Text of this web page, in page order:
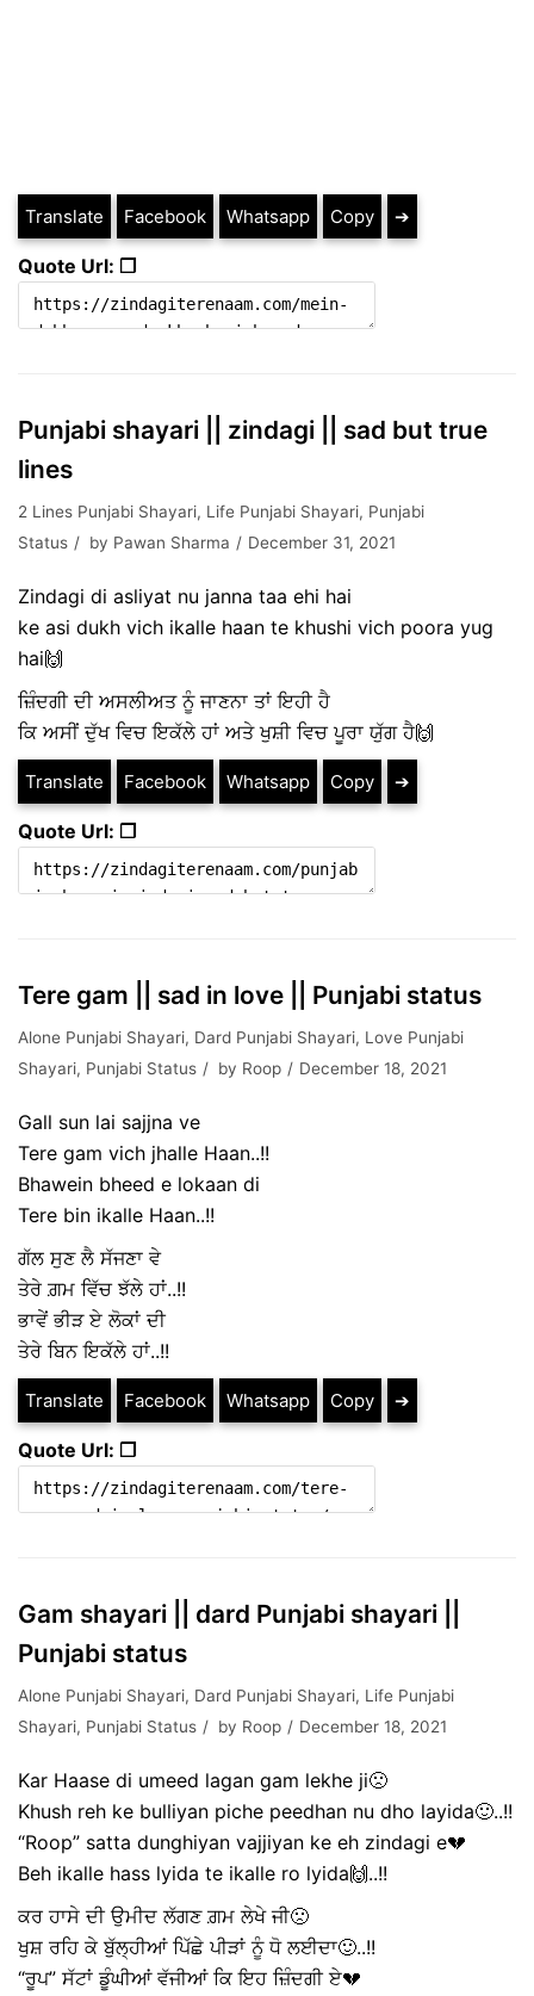
Translate Facebook Whatsapp Copy ➔
Quote Url: ❐
Punjabi shayari || zindagi || sad but true
lines
2 Lines Punjabi Shayari, Life Punjabi Shayari, Punjabi
Status
by Pawan Sharma December 31, 2021
Zindagi di asliyat nu janna taa ehi hai
ke asi dukh vich ikalle haan te khushi vich poora yug
hai🙌
ਜ਼ਿੰਦਗੀ ਦੀ ਅਸਲੀਅਤ ਨੂੰ ਜਾਣਨਾ ਤਾਂ ਇਹੀ ਹੈ
ਕਿ ਅਸੀਂ ਦੁੱਖ ਵਿਚ ਇਕੱਲੇ ਹਾਂ ਅਤੇ ਖੁਸ਼ੀ ਵਿਚ ਪੂਰਾ ਯੁੱਗ ਹੈ🙌
Translate Facebook Whatsapp Copy ➔
Quote Url: ❐
Tere gam || sad in love || Punjabi status
Alone Punjabi Shayari, Dard Punjabi Shayari, Love Punjabi
Shayari, Punjabi Status by Roop December 18, 2021
Gall sun lai sajjna ve
Tere gam vich jhalle Haan..!!
Bhawein bheed e lokaan di
Tere bin ikalle Haan..!!
ਗੱਲ ਸੁਣ ਲੈ ਸੱਜਣਾ ਵੇ
ਤੇਰੇ ਗ਼ਮ ਵਿੱਚ ਝੱਲੇ ਹਾਂ..!!
ਭਾਵੇਂ ਭੀੜ ਏ ਲੋਕਾਂ ਦੀ
ਤੇਰੇ ਬਿਨ ਇਕੱਲੇ ਹਾਂ..!!
Translate Facebook Whatsapp Copy ➔
Quote Url: ❐
Gam shayari || dard Punjabi shayari ||
Punjabi status
Alone Punjabi Shayari, Dard Punjabi Shayari, Life Punjabi
Shayari, Punjabi Status by Roop December 18, 2021
Kar Haase di umeed lagan gam lekhe ji🙁
Khush reh ke bulliyan piche peedhan nu dho layida🙂..!!
“Roop” satta dunghiyan vajjiyan ke eh zindagi e💔
Beh ikalle hass lyida te ikalle ro lyida🙌..!!
ਕਰ ਹਾਸੇ ਦੀ ਉਮੀਦ ਲੱਗਣ ਗ਼ਮ ਲੇਖੇ ਜੀ🙁
ਖੁਸ਼ ਰਹਿ ਕੇ ਬੁੱਲ੍ਹੀਆਂ ਪਿੱਛੇ ਪੀੜਾਂ ਨੂੰ ਧੋ ਲਈਦਾ🙂..!!
“ਰੂਪ” ਸੱਟਾਂ ਡੂੰਘੀਆਂ ਵੱਜੀਆਂ ਕਿ ਇਹ ਜ਼ਿੰਦਗੀ ਏ💔